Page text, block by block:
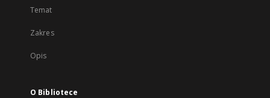
Temat
Zakres
Opis
O Bibliotece